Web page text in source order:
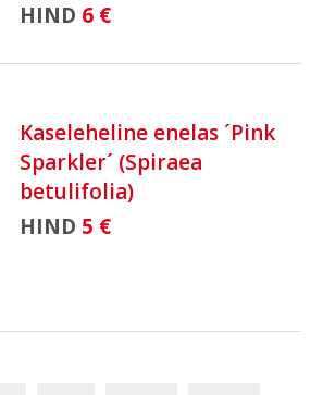
HIND 6 €
Kaseleheline enelas ´Pink
Sparkler´ (Spiraea
betulifolia)
HIND 5 €